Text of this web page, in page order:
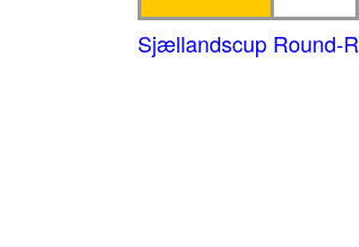
Sjællandscup Round-